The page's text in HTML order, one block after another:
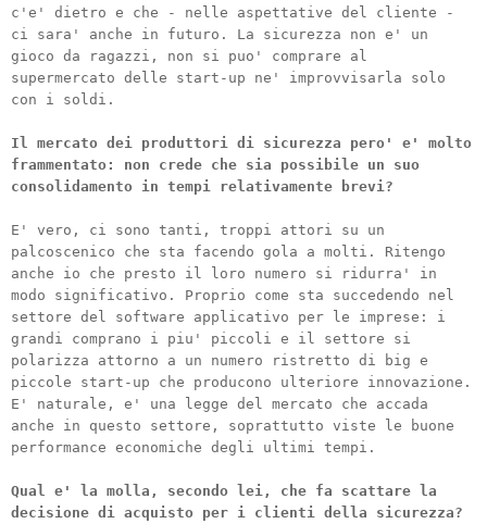
c'e' dietro e che - nelle aspettative del cliente -
ci sara' anche in futuro. La sicurezza non e' un
gioco da ragazzi, non si puo' comprare al
supermercato delle start-up ne' improvvisarla solo
con i soldi.
Il mercato dei produttori di sicurezza pero' e' molto
frammentato: non crede che sia possibile un suo
consolidamento in tempi relativamente brevi?
E' vero, ci sono tanti, troppi attori su un
palcoscenico che sta facendo gola a molti. Ritengo
anche io che presto il loro numero si ridurra' in
modo significativo. Proprio come sta succedendo nel
settore del software applicativo per le imprese: i
grandi comprano i piu' piccoli e il settore si
polarizza attorno a un numero ristretto di big e
piccole start-up che producono ulteriore innovazione.
E' naturale, e' una legge del mercato che accada
anche in questo settore, soprattutto viste le buone
performance economiche degli ultimi tempi.
Qual e' la molla, secondo lei, che fa scattare la
decisione di acquisto per i clienti della sicurezza?